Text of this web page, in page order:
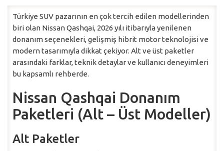
Türkiye SUV pazarının en çok tercih edilen modellerinden
biri olan Nissan Qashqai, 2026 yılı itibarıyla yenilenen
donanım seçenekleri, gelişmiş hibrit motor teknolojisi ve
modern tasarımıyla dikkat çekiyor. Alt ve üst paketler
arasındaki farklar, teknik detaylar ve kullanıcı deneyimleri
bu kapsamlı rehberde.
Nissan Qashqai Donanım
Paketleri (Alt – Üst Modeller)
Alt Paketler